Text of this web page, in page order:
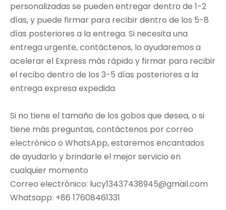
personalizadas se pueden entregar dentro de 1-2
días, y puede firmar para recibir dentro de los 5-8
días posteriores a la entrega. Si necesita una
entrega urgente, contáctenos, lo ayudaremos a
acelerar el Express más rápido y firmar para recibir
el recibo dentro de los 3-5 días posteriores a la
entrega expresa expedida
Si no tiene el tamaño de los gobos que desea, o si
tiene más preguntas, contáctenos por correo
electrónico o WhatsApp, estaremos encantados
de ayudarlo y brindarle el mejor servicio en
cualquier momento
Correo electrónico: lucy13437438945@gmail.com
Whatsapp: +86 17608461331